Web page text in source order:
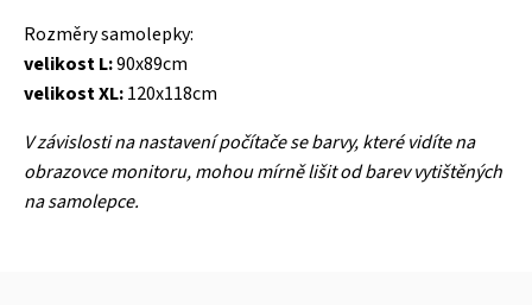
Rozměry samolepky:
velikost L:90x89cm
velikost XL:120x118cm
V závislosti na nastavení počítače se barvy, které vidíte na
obrazovce monitoru, mohou mírně lišit od barev vytištěných
na samolepce.